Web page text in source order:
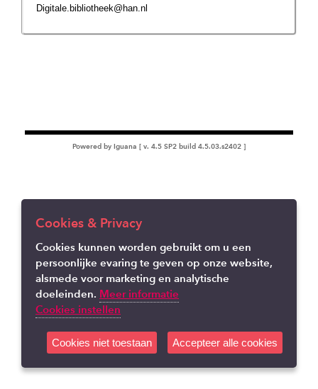
Digitale.bibliotheek@han.nl
Powered by Iguana [ v. 4.5 SP2 build 4.5.03.s2402 ]
Cookies & Privacy
Cookies kunnen worden gebruikt om u een
persoonlijke evaring te geven op onze website,
alsmede voor marketing en analytische
doeleinden. Meer informatie
Cookies instellen
Cookies niet toestaan Accepteer alle cookies